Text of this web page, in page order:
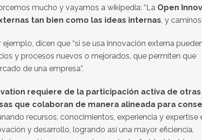
mucho y vayamos a wikipedia: “La Open
tan bien como las ideas internas, y
ejemplo, dicen que “si se usa innovación externa
y procesos nuevos o mejorados, que permiten que
de una empresa”.
requiere de la participación activa de otras
que colaboran de manera alineada para
recursos, conocimientos, experiencia y expertise
y desarrollo, logrando así una mayor eficiencia,